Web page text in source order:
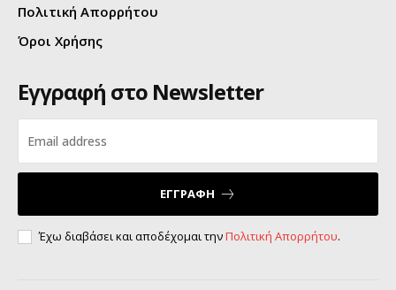
Πολιτική Απορρήτου
Όροι Χρήσης
Εγγραφή στο Newsletter
ΕΓΓΡΑΦΗ
Έχω διαβάσει και αποδέχομαι τηνΠολιτική Απορρήτου.